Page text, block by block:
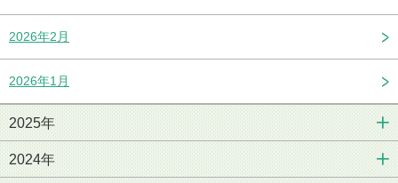
2026年2月
2026年1月
2025年
2024年